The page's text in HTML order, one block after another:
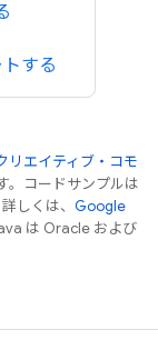
する
リエイティブ・コモ
。コードサンプルは
しくは、 Google
は Oracle および